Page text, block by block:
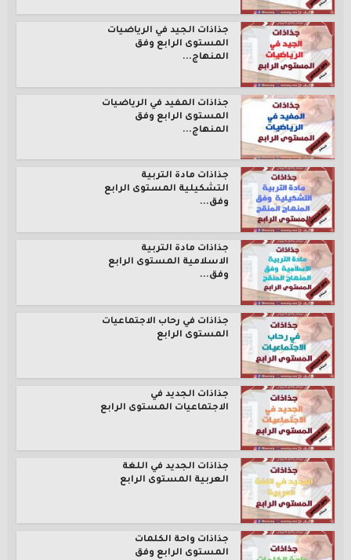
جذاذات الجيد في الرياضيات
المستوى الرابع وفق
المنهاج...
جذاذات المفيد في الرياضيات
المستوى الرابع وفق
المنهاج...
جذاذات مادة التربية
التشكيلية المستوى الرابع
وفق...
جذاذات مادة التربية
الاسلامية المستوى الرابع
وفق...
جذاذات في رحاب الاجتماعيات
المستوى الرابع
جذاذات الجديد في
الاجتماعيات المستوى الرابع
جذاذات الجديد في اللغة
العربية المستوى الرابع
جذاذات واحة الكلمات
المستوى الرابع وفق